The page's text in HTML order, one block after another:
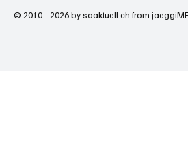
© 2010 - 2026 by soaktuell.ch from